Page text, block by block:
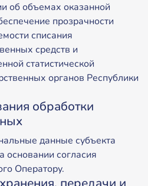
об объемах оказанной
прозрачности
списания
средств и
статистической
органов Республики
обработки
данные субъекта
основании согласия
Оператору.